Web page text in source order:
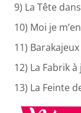
9) La Tête
10) Moi je
11) Barakajeux
12) La Fabrik
13) La Feinte